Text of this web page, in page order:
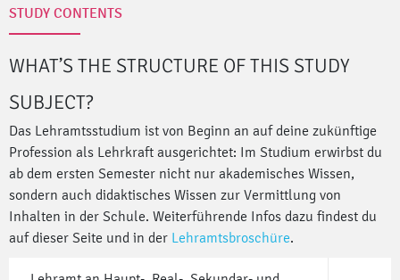
STUDY CONTENTS
WHAT’S THE STRUCTURE OF THIS STUDY
SUBJECT?
Das Lehramtsstudium ist von Beginn an auf deine zukünftige
Profession als Lehrkraft ausgerichtet: Im Studium erwirbst du
ab dem ersten Semester nicht nur akademisches Wissen,
sondern auch didaktisches Wissen zur Vermittlung von
Inhalten in der Schule. Weiterführende Infos dazu findest du
auf dieser Seite und in der Lehramtsbroschüre.